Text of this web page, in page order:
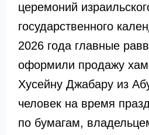
церемоний
государственного
2026 года главные
оформили продажу
Хусейну Джабару из
человек на время
по бумагам,